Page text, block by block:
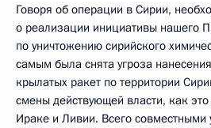
Говоря об операции в Сирии,
о реализации инициативы нашего
по уничтожению сирийского
самым была снята угроза
крылатых ракет по территории
смены действующей власти, как
Ираке и Ливии. Всего совместными